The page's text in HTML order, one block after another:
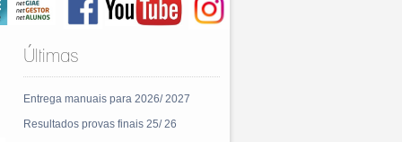
Últimas
Entrega manuais para 2026/ 2027
Resultados provas finais 25/ 26